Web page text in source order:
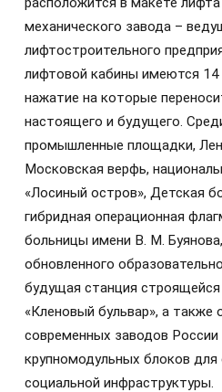
механического завода –
лифтостроительного
лифтовой кабины имеются 14
нажатие на которые
настоящего и будущего.
промышленные площадки,
Московская верфь,
«Лосиный остров», Детская
гибридная операционная
больницы имени В. М.
обновленного
будущая станция
«Кленовый бульвар», а также
современных заводов России
крупномодульных блоков для
социальной инфраструктуры.